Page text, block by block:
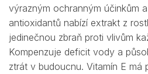
výrazným ochranným účinkům
antioxidantů nabízí extrakt z
jedinečnou zbraň proti vlivům
Kompenzuje deficit vody a
ztrát v budoucnu. Vitamín E má